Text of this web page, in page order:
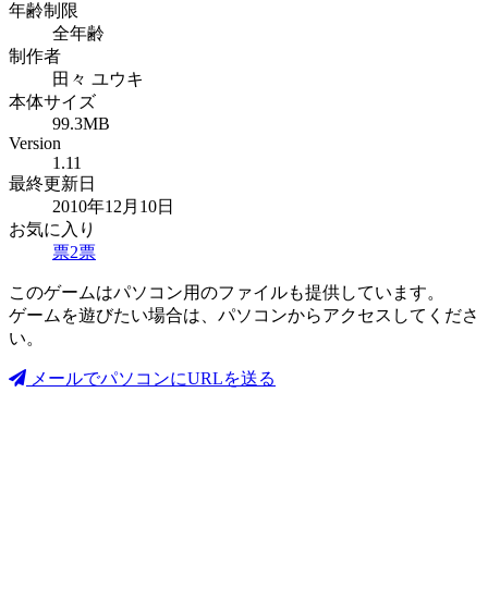
年齢制限
全年齢
制作者
田々 ユウキ
本体サイズ
99.3MB
Version
1.11
最終更新日
2010年12月10日
お気に入り
票2票
このゲームはパソコン用のファイルも提供しています。
ゲームを遊びたい場合は、パソコンからアクセスしてくださ
い。
メールでパソコンにURLを送る